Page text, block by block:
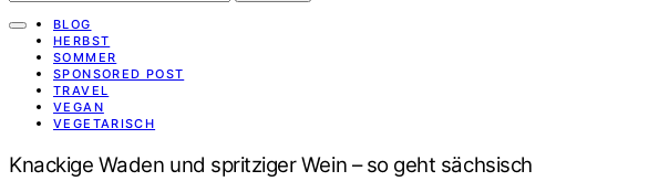
BLOG
HERBST
SOMMER
SPONSORED POST
TRAVEL
VEGAN
VEGETARISCH
Knackige Waden und spritziger Wein – so geht sächsisch